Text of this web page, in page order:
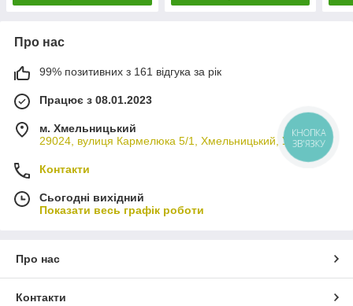
Про нас
99% позитивних з 161 відгука за рік
Працює з 08.01.2023
м. Хмельницький
29024, вулиця Кармелюка 5/1, Хмельницький, Україна
Контакти
Сьогодні вихідний
Показати весь графік роботи
Про нас
Контакти
КНОПКА
ЗВ'ЯЗКУ